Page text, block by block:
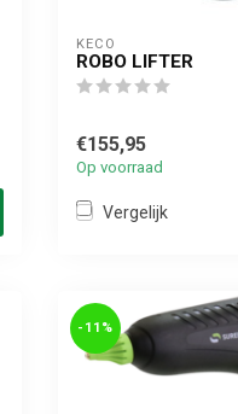
KECO
ROBO LIFTER
€155,95
Op voorraad
Vergelijk
-11%